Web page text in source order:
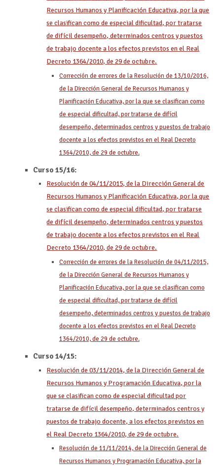
Recursos Humanos y Planificación Educativa, por la que
se clasifican como de especial dificultad, por tratarse
de difícil desempeño, determinados centros y puestos
de trabajo docente a los efectos previstos en el Real
Decreto 1364/2010, de 29 de octubre.
Corrección de errores de la Resolución de 13/10/2016,
de la Dirección General de Recursos Humanos y
Planificación Educativa, por la que se clasifican como
de especial dificultad, por tratarse de difícil
desempeño, determinados centros y puestos de trabajo
docente a los efectos previstos en el Real Decreto
1364/2010, de 29 de octubre.
Curso 15/16:
Resolución de 04/11/2015, de la Dirección General de
Recursos Humanos y Planificación Educativa, por la que
se clasifican como de especial dificultad, por tratarse
de difícil desempeño, determinados centros y puestos
de trabajo docente a los efectos previstos en el Real
Decreto 1364/2010, de 29 de octubre.
Corrección de errores de la Resolución de 04/11/2015,
de la Dirección General de Recursos Humanos y
Planificación Educativa, por la que se clasifican como
de especial dificultad, por tratarse de difícil
desempeño, determinados centros y puestos de trabajo
docente a los efectos previstos en el Real Decreto
1364/2010, de 29 de octubre.
Curso 14/15:
Resolución de 03/11/2014, de la Dirección General de
Recursos Humanos y Programación Educativa, por la
que se clasifican como de especial dificultad por
tratarse de difícil desempeño, determinados centros y
puestos de trabajo docente, a los efectos previstos en
el Real Decreto 1364/2010, de 29 de octubre.
Resolución de 11/11/2014, de la Dirección General de
Recursos Humanos y Programación Educativa, por la